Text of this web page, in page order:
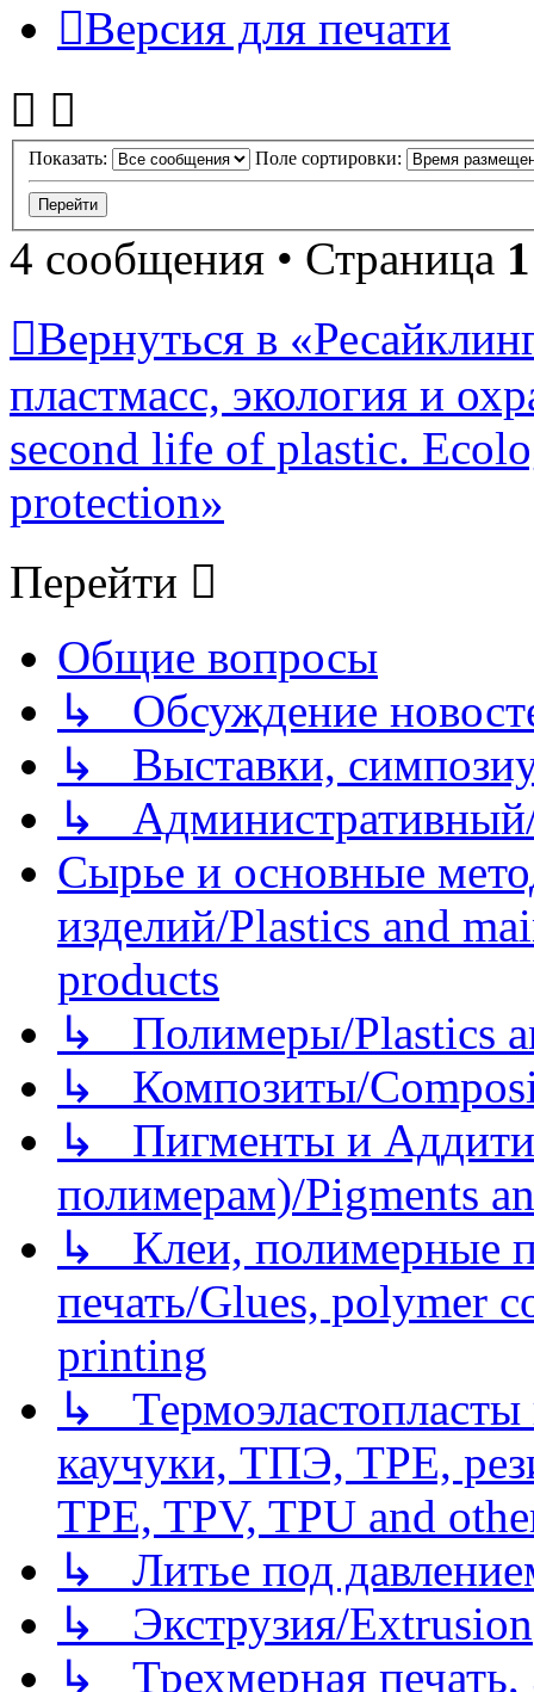
Версия для печати
Показать: Поле сортировки:
4 сообщения • Страница 1
Вернуться в
пластмасс, экология и
second life of plastic.
protection»
Перейти
Общие вопросы
↳ Обсуждение
↳ Выставки,
↳
Сырье и основные
изделий/Plastics and
products
↳ Полимеры/Plastics
↳ Композиты/
↳ Пигменты и
полимерам)/Pigments
↳ Клеи, полимерные
печать/Glues, polymer
printing
↳
каучуки, ТПЭ, TPE,
TPE, TPV, TPU and
↳ Литье под
↳ Экструзия/Extrusion
↳ Трехмерная